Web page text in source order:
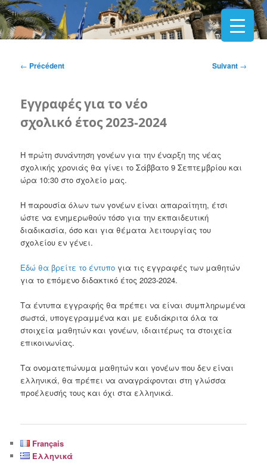
Navigation
← Précédent Suivant →
Εγγραφές για το νέο
σχολικό έτος 2023-2024
Η πρώτη συνάντηση γονέων για την έναρξη της νέας
σχολικής χρονιάς θα γίνει τοΣάββατο 9 Σεπτεμβρίου και
ώρα 10:30 στο σχολείο μας.
Η παρουσία όλων των γονέων είναι απαραίτητη, έτσι
ώστε να ενημερωθούν τόσο για την εκπαιδευτική
διαδικασία, όσο και για θέματα λειτουργίας του
σχολείου εν γένει.
Εδώ θα βρείτε το έντυπο για τις εγγραφές των μαθητών
για το επόμενο διδακτικό έτος 2023-2024.
Τα έντυπα εγγραφής θα πρέπει να είναι συμπληρωμένα
σωστά, υπογεγραμμένα και με ευδιάκριτα όλα τα
στοιχεία μαθητών και γονέων, ιδιαιτέρως τα στοιχεία
επικοινωνίας.
Τα ονοματεπώνυμα μαθητών και γονέων που δεν είναι
ελληνικά, θα πρέπει να αναγράφονται στη γλώσσα
προέλευσής τους και όχι στα ελληνικά.
Français
Ελληνικά